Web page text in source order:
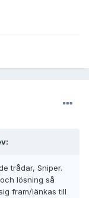
trådar, Sniper.
lösning så
fram/länkas till